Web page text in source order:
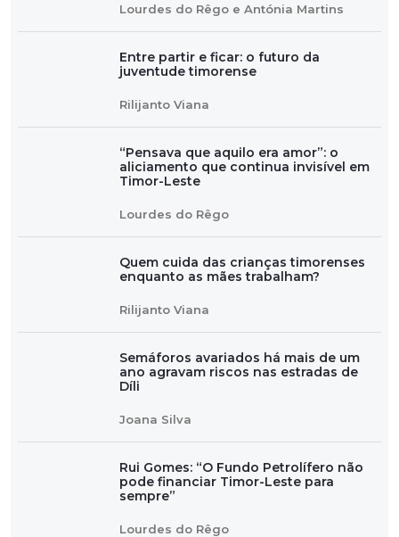
Lourdes do Rêgo e Antónia Martins
Entre partir e ficar: o futuro da
juventude timorense
Rilijanto Viana
“Pensava que aquilo era amor”: o
aliciamento que continua invisível em
Timor-Leste
Lourdes do Rêgo
Quem cuida das crianças timorenses
enquanto as mães trabalham?
Rilijanto Viana
Semáforos avariados há mais de um
ano agravam riscos nas estradas de
Díli
Joana Silva
Rui Gomes: “O Fundo Petrolífero não
pode financiar Timor-Leste para
sempre”
Lourdes do Rêgo